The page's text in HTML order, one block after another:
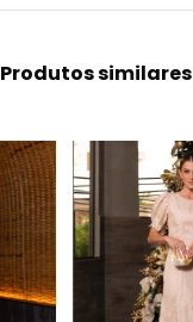
Produtos similares